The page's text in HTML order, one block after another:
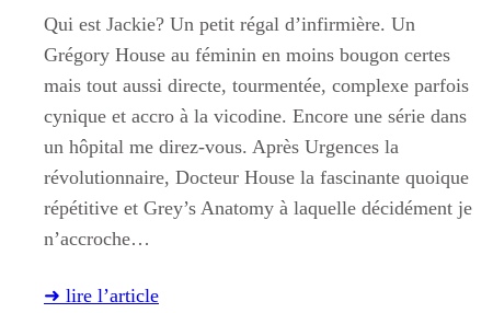
Qui est Jackie? Un petit régal d’infirmière. Un
Grégory House au féminin en moins bougon certes
mais tout aussi directe, tourmentée, complexe parfois
cynique et accro à la vicodine. Encore une série dans
un hôpital me direz-vous. Après Urgences la
révolutionnaire, Docteur House la fascinante quoique
répétitive et Grey’s Anatomy à laquelle décidément je
n’accroche…
➜ lire l’article